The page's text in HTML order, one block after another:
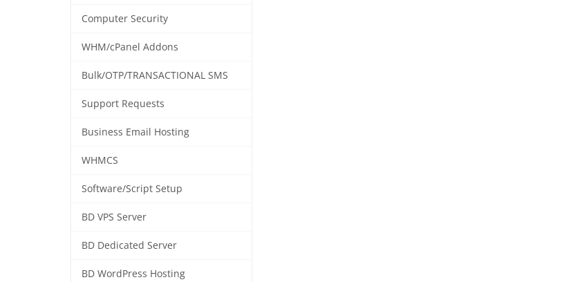
Computer Security
WHM/cPanel Addons
Bulk/OTP/TRANSACTIONAL SMS
Support Requests
Business Email Hosting
WHMCS
Software/Script Setup
BD VPS Server
BD Dedicated Server
BD WordPress Hosting